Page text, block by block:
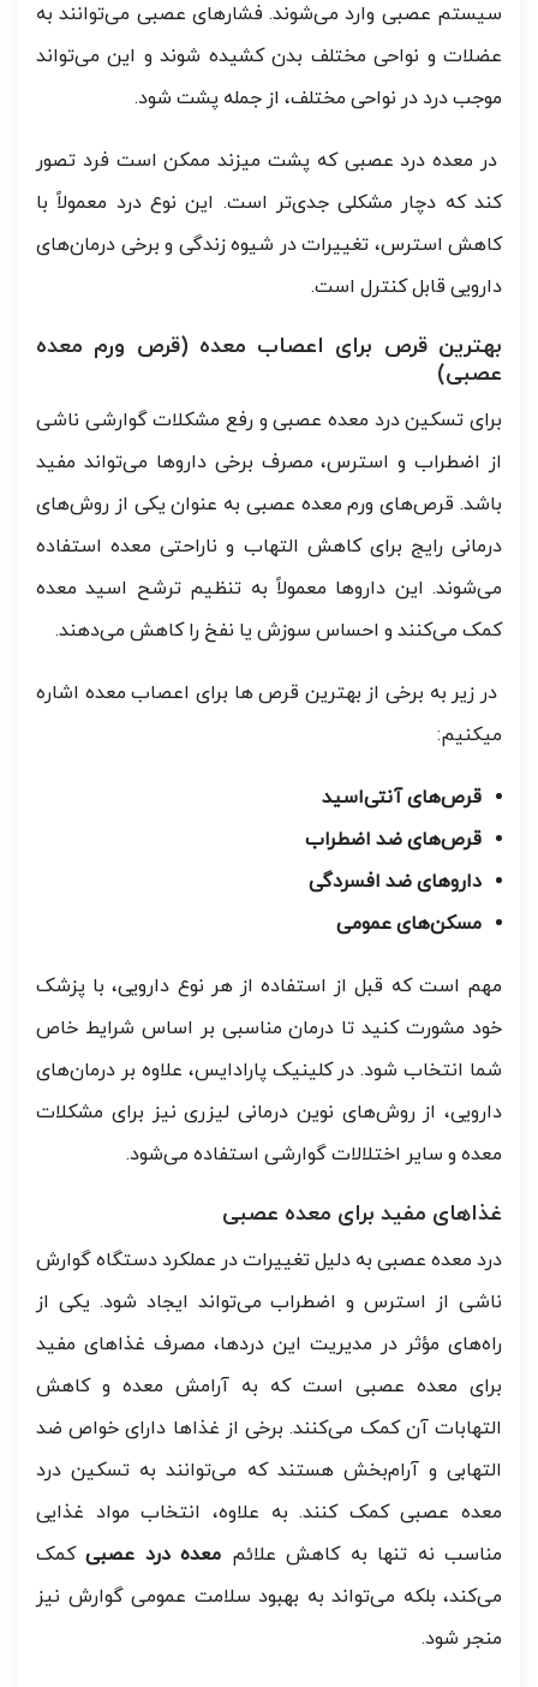
سیستم عصبی وارد می‌شوند. فشارهای عصبی می‌توانند به
عضلات و نواحی مختلف بدن کشیده شوند و این می‌تواند
موجب درد در نواحی مختلف، از جمله پشت شود.
در معده درد عصبی که پشت میزند ممکن است فرد تصور
کند که دچار مشکلی جدی‌تر است. این نوع درد معمولاً با
کاهش استرس، تغییرات در شیوه زندگی و برخی درمان‌های
دارویی قابل کنترل است.
بهترین قرص برای اعصاب معده (قرص ورم معده
عصبی)
برای تسکین درد معده عصبی و رفع مشکلات گوارشی ناشی
از اضطراب و استرس، مصرف برخی داروها می‌تواند مفید
باشد. قرص‌های ورم معده عصبی به عنوان یکی از روش‌های
درمانی رایج برای کاهش التهاب و ناراحتی معده استفاده
می‌شوند. این داروها معمولاً به تنظیم ترشح اسید معده
کمک می‌کنند و احساس سوزش یا نفخ را کاهش می‌دهند.
در زیر به برخی از بهترین قرص ها برای اعصاب معده اشاره
میکنیم:
قرص‌های آنتی‌اسید
قرص‌های ضد اضطراب
داروهای ضد افسردگی
مسکن‌های عمومی
مهم است که قبل از استفاده از هر نوع دارویی، با پزشک
خود مشورت کنید تا درمان مناسبی بر اساس شرایط خاص
شما انتخاب شود. در کلینیک پارادایس، علاوه بر درمان‌های
دارویی، از روش‌های نوین درمانی لیزری نیز برای مشکلات
معده و سایر اختلالات گوارشی استفاده می‌شود.
غذاهای مفید برای معده عصبی
درد معده عصبی به دلیل تغییرات در عملکرد دستگاه گوارش
ناشی از استرس و اضطراب می‌تواند ایجاد شود. یکی از
راه‌های مؤثر در مدیریت این دردها، مصرف غذاهای مفید
برای معده عصبی است که به آرامش معده و کاهش
التهابات آن کمک می‌کنند. برخی از غذاها دارای خواص ضد
التهابی و آرام‌بخش هستند که می‌توانند به تسکین درد
معده عصبی کمک کنند. به علاوه، انتخاب مواد غذایی
مناسب نه تنها به کاهش علائم معده درد عصبیکمک
می‌کند، بلکه می‌تواند به بهبود سلامت عمومی گوارش نیز
منجر شود.